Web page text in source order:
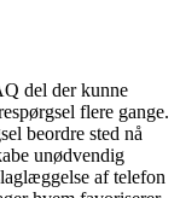
del der kunne
flere gange.
beordre sted nå
unødvendig
af telefon